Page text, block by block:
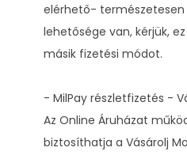
elérhető- természetesen
lehetősége van, kérjük,
másik fizetési módot.
- MilPay részletfizetés -
Az Online Áruházat
biztosíthatja a Vásárolj